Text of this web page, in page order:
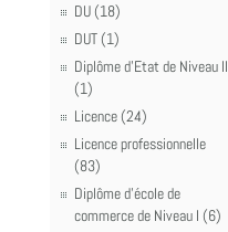
DU (18)
DUT (1)
Diplôme d'Etat de Niveau II
(1)
Licence (24)
Licence professionnelle
(83)
Diplôme d'école de
commerce de Niveau I (6)